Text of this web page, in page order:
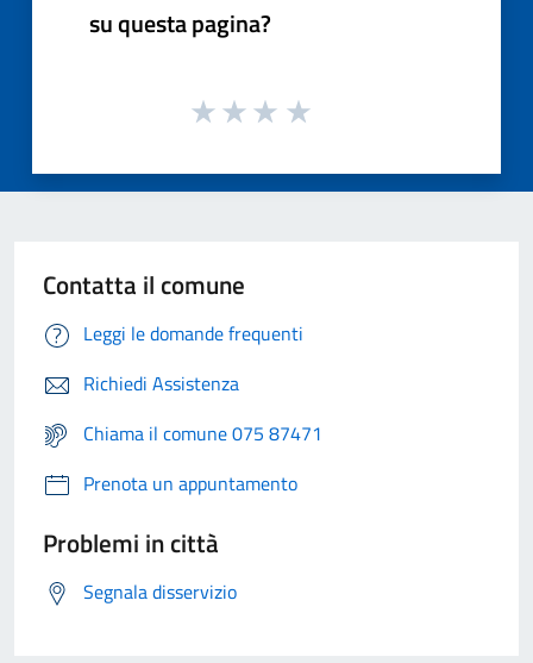
su questa pagina?
Contatta il comune
Leggi le domande frequenti
Richiedi Assistenza
Chiama il comune 075 87471
Prenota un appuntamento
Problemi in città
Segnala disservizio